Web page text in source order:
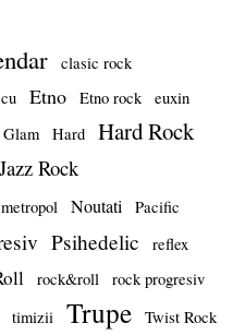
clasic rock
Etno Etno rock euxin
Glam Hard Hard Rock
Jazz Rock
metropol Noutati
Pacific
Psihedelic reflex
rock&roll rock progresiv
timizii Trupe Twist Rock